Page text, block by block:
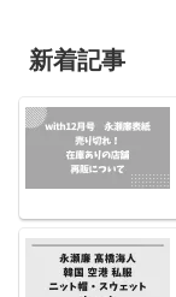
新着記事